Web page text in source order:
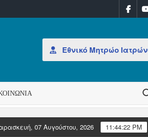
Εθνικό Μητρώο Ιατρών
Committee of European Doctors)
07 Αυγούστου, 2026 11:44:22 PM